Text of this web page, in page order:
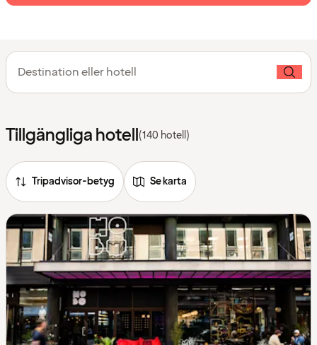
Destination eller hotell
Tillgängliga hotell(140 hotell)
Tripadvisor-betyg Se karta